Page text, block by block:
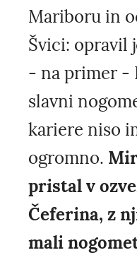
Mariboru in
Švici: opravil
- na primer -
slavni
kariere niso
ogromno.
pristal v
Čeferina, z
mali